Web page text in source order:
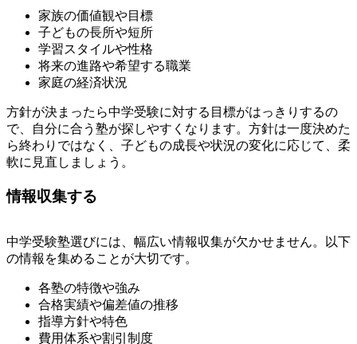
家族の価値観や目標
子どもの長所や短所
学習スタイルや性格
将来の進路や希望する職業
家庭の経済状況
方針が決まったら中学受験に対する目標がはっきりするの
で、自分に合う塾が探しやすくなります。方針は一度決めた
ら終わりではなく、子どもの成長や状況の変化に応じて、柔
軟に見直しましょう。
情報収集する
中学受験塾選びには、幅広い情報収集が欠かせません。以下
の情報を集めることが大切です。
各塾の特徴や強み
合格実績や偏差値の推移
指導方針や特色
費用体系や割引制度